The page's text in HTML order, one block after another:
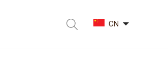
CN